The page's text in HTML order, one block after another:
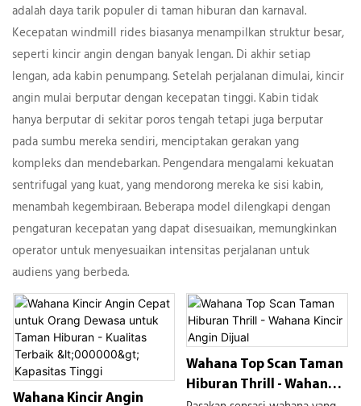
adalah daya tarik populer di taman hiburan dan karnaval.
Kecepatan windmill rides biasanya menampilkan struktur besar,
seperti kincir angin dengan banyak lengan. Di akhir setiap
lengan, ada kabin penumpang. Setelah perjalanan dimulai, kincir
angin mulai berputar dengan kecepatan tinggi. Kabin tidak
hanya berputar di sekitar poros tengah tetapi juga berputar
pada sumbu mereka sendiri, menciptakan gerakan yang
kompleks dan mendebarkan. Pengendara mengalami kekuatan
sentrifugal yang kuat, yang mendorong mereka ke sisi kabin,
menambah kegembiraan. Beberapa model dilengkapi dengan
pengaturan kecepatan yang dapat disesuaikan, memungkinkan
operator untuk menyesuaikan intensitas perjalanan untuk
audiens yang berbeda.
Wahana Kincir Angin
Wahana Top Scan Taman
Hiburan Thrill - Wahana